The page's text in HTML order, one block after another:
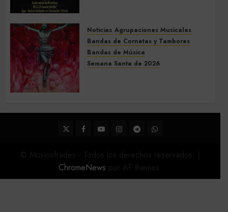
Noticias Agrupaciones Musicales
Bandas de Cornetas y Tambores
Bandas de Música
Semana Santa de 2026
22 DE FEBRERO DE 2026
0
TwitterFacebook
YoutubeInstagram
TelegramWhatsApp
ChromeNews